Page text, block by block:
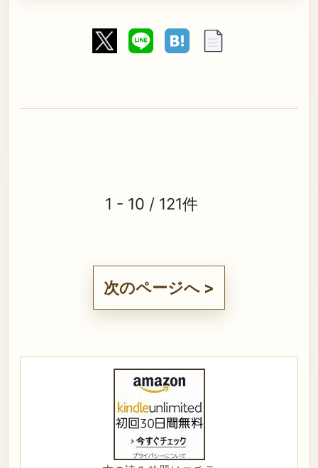
1 - 10 / 121件
次のページへ >